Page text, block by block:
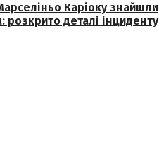
Каріоку знайшли
розкрито деталі інциденту